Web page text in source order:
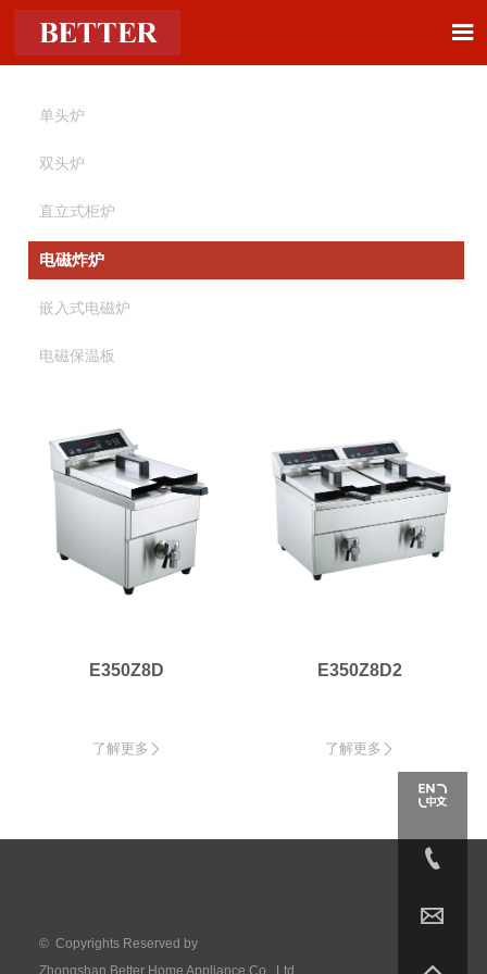

单头炉
双头炉
直立式柜炉
电磁炸炉
嵌入式电磁炉
电磁保温板
E350Z8D
了解更多 
E350Z8D2
了解更多 
© Copyrights Reserved by
Zhongshan Better Home Appliance Co., Ltd.

